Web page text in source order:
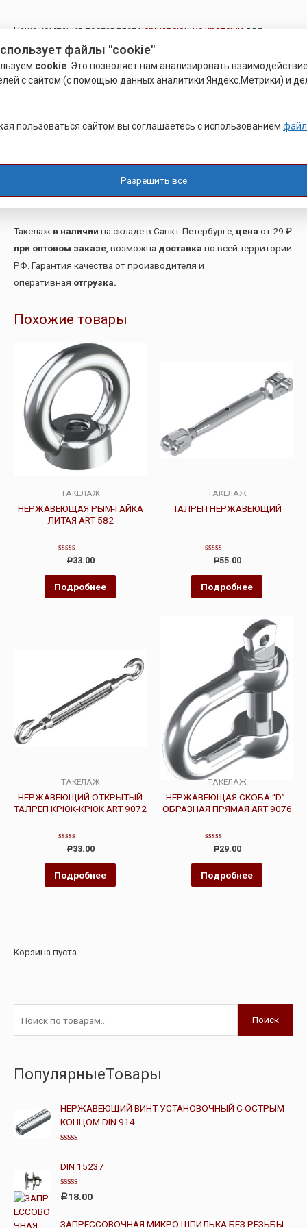
Наша компания поставляетнержавеющие крепежи для
различных монтажных, строительных, подъемно-
разгрузочных работ. Материалом для крепежей служат:
нержавеющая сталь марок А2 и А4, Так же мы поставляем
Выбор материалакрепежа , в основном, определяет его
применяется там, где есть неблагоприятные условия среды,
оцинкованную сталь используют при повышенных нагрузках,
а латунь обладает высокой износостойкостью.
Такелаж в наличии на складе в Санкт-Петербурге, цена от 29 ₽
при оптовом заказе, возможна доставка по всей территории
РФ. Гарантия качества от производителя и
оперативная отгрузка.
Похожие товары
ТАКЕЛАЖ
НЕРЖАВЕЮЩАЯ РЫМ-ГАЙКА
ЛИТАЯ ART 582
Оценка
из
Р33.00
Подробнее
ТАКЕЛАЖ
ТАЛРЕП НЕРЖАВЕЮЩИЙ
Оценка
из
Р55.00
Подробнее
ТАКЕЛАЖ
НЕРЖАВЕЮЩИЙ ОТКРЫТЫЙ
ТАЛРЕП КРЮК-КРЮК ART 9072
Оценка
из
Р33.00
Подробнее
ТАКЕЛАЖ
НЕРЖАВЕЮЩАЯ СКОБА “D”-
ОБРАЗНАЯ ПРЯМАЯ ART 9076
Оценка
из
Р29.00
Подробнее
Корзина пуста.
Поиск
ПопулярныеТовары
НЕРЖАВЕЮЩИЙ ВИНТ УСТАНОВОЧНЫЙ С ОСТРЫМ
КОНЦОМ DIN 914
О
е
н
к
а
з
DIN 15237
О
е
н
Р18.00
ЗАПРЕССОВОЧНАЯ МИКРО ШПИЛЬКА БЕЗ РЕЗЬБЫ
файлы "cookie"
cookie . Это позволяет нам анализировать
с сайтом (с помощью данных аналитики Яндекс.Метрики) и
пользоваться сайтом вы соглашаетесь с использованием
Разрешить все